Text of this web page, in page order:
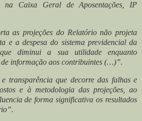
na Caixa Geral de Aposentações, IP
as projeções do Relatório não projeta
e a despesa do sistema previdencial da
diminui a sua utilidade enquanto
de informação aos contribuintes (…)”.
transparência que decorre das falhas e
e à metodologia das projeções, ao
de forma significativa os resultados